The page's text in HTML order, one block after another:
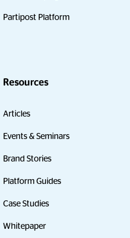
Partipost Platform
Resources
Articles
Events & Seminars
Brand Stories
Platform Guides
Case Studies
Whitepaper